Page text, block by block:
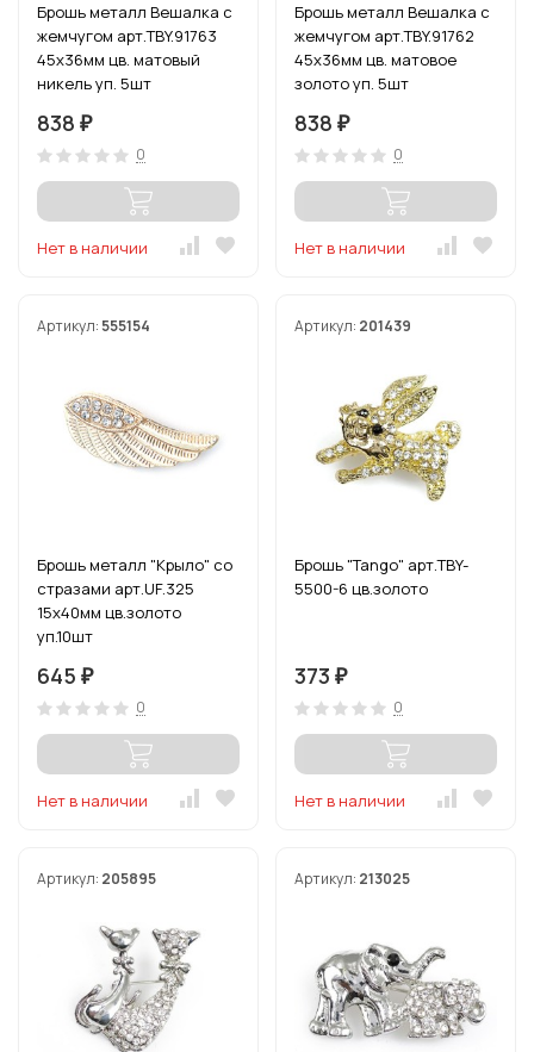
Брошь металл Вешалка с
жемчугом арт.TBY.91763
45х36мм цв. матовый
никель уп. 5шт
838 ₽
0
Нет в наличии
Брошь металл Вешалка с
жемчугом арт.TBY.91762
45х36мм цв. матовое
золото уп. 5шт
838 ₽
0
Нет в наличии
Артикул: 555154
Брошь металл "Крыло" со
стразами арт.UF.325
15х40мм цв.золото
уп.10шт
645 ₽
0
Нет в наличии
Артикул: 201439
Брошь "Tango" арт.TBY-
5500-6 цв.золото
373 ₽
0
Нет в наличии
Артикул: 205895 Артикул: 213025